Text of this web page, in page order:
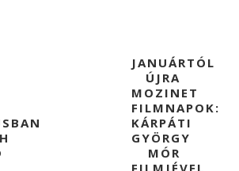
JANUÁRTÓL
ÚJRA
MOZINET
FILMNAPOK:
KÁRPÁTI
GYÖRGY
MÓR